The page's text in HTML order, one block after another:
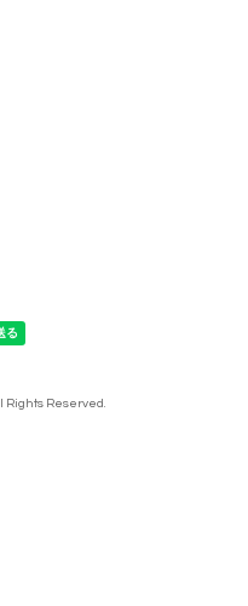
Rights Reserved.